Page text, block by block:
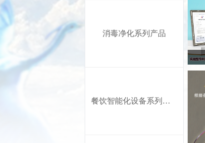
消毒净化系列产品
餐饮智能化设备系列产品